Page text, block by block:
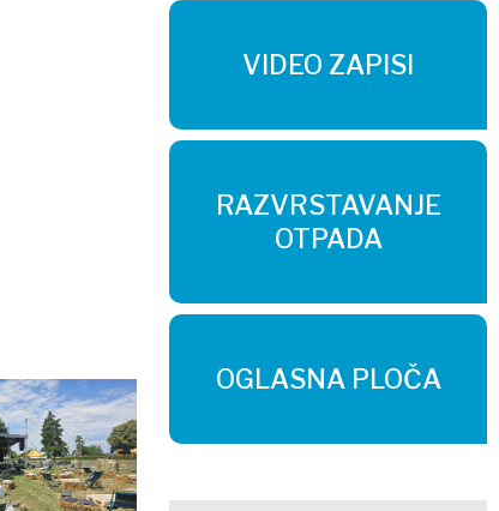
VIDEO ZAPISI
RAZVRSTAVANJE
OTPADA
OGLASNA PLOČA